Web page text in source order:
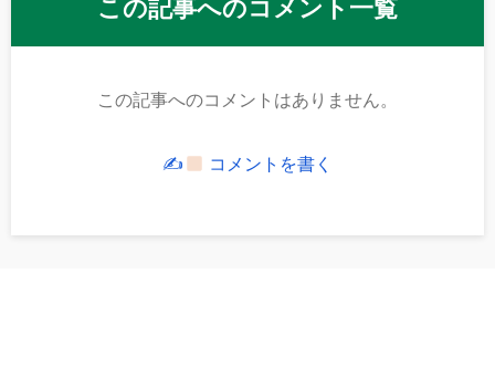
この記事へのコメント一覧
この記事へのコメントはありません。
✍ コメントを書く